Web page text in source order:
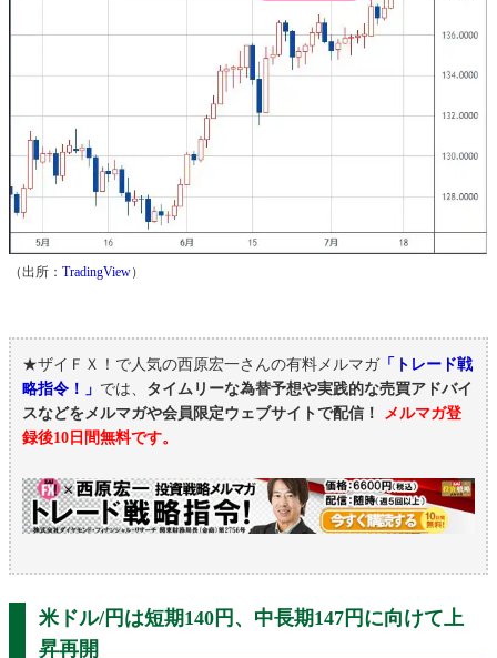
（出所： TradingView）
★ザイＦＸ！で人気の西原宏一さんの有料メルマガ「トレード戦
略指令！」 では、 タイムリーな為替予想や実践的な売買アドバイ
スなどをメルマガや会員限定ウェブサイトで配信！
メルマガ登
録後10日間無料です。
米ドル/円は短期140円、中長期147円に向けて上
昇再開